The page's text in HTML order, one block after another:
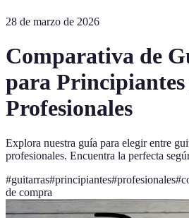
28 de marzo de 2026
Comparativa de
para
Profesionales
Explora nuestra guía para elegir entre
profesionales. Encuentra la perfecta
#guitarras#principiantes#profesionales#
de compra